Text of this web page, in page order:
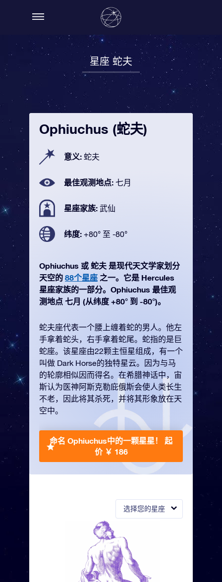
星座 蛇夫
选择您的星座
Ophiuchus (蛇夫)
意义: 蛇夫
最佳观测地点: 七月
星座家族: 武仙
纬度: +80° 至 -80°
Ophiuchus 或 蛇夫 是现代天文学家划分
天空的 88个星座 之一。它是 Hercules
星座家族的一部分。Ophiuchus 最佳观
测地点 七月 (从纬度 +80° 到 -80°)。
蛇夫座代表一个腰上缠着蛇的男人。他左
手拿着蛇头，右手拿着蛇尾。蛇指的是巨
蛇座。该星座由22颗主恒星组成，有一个
叫做 Dark Horse的独特星云。因为与马
的轮廓相似因而得名。在希腊神话中，宙
斯认为医神阿斯克勒庇俄斯会使人类长生
不老，因此将其杀死，并将其形象放在天
空中。
命名 Ophiuchus中的一颗星星！ 起
价 ￥ 186